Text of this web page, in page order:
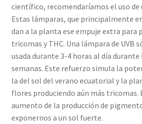
científico, recomendaríamos el uso de
Estas lámparas, que principalmente
dan a la planta ese empuje extra para
tricomas y THC. Una lámpara de UVB
usada durante 3-4 horas al día
semanas. Este refuerzo simula la
la del sol del verano ecuatorial y la
flores produciendo aún más tricomas.
aumento de la producción de
exponernos a un sol fuerte.